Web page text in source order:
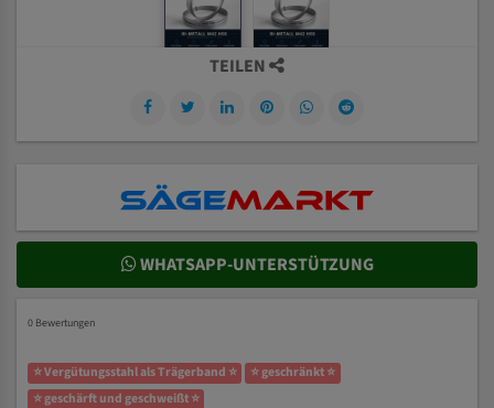
TEILEN
WHATSAPP-UNTERSTÜTZUNG
0 Bewertungen
⭐ Vergütungsstahl als Trägerband ⭐
⭐ geschränkt ⭐
⭐ geschärft und geschweißt ⭐